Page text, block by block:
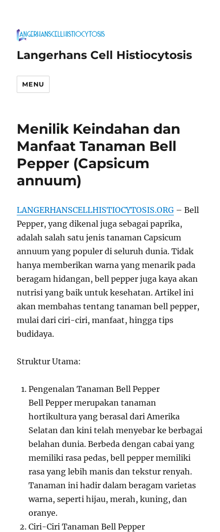
Langerhans Cell Histiocytosis
MENU
Menilik Keindahan dan
Manfaat Tanaman Bell
Pepper (Capsicum
annuum)
LANGERHANSCELLHISTIOCYTOSIS.ORG – Bell
Pepper, yang dikenal juga sebagai paprika,
adalah salah satu jenis tanaman Capsicum
annuum yang populer di seluruh dunia. Tidak
hanya memberikan warna yang menarik pada
beragam hidangan, bell pepper juga kaya akan
nutrisi yang baik untuk kesehatan. Artikel ini
akan membahas tentang tanaman bell pepper,
mulai dari ciri-ciri, manfaat, hingga tips
budidaya.
Struktur Utama:
Pengenalan Tanaman Bell Pepper
Bell Pepper merupakan tanaman
hortikultura yang berasal dari Amerika
Selatan dan kini telah menyebar ke berbagai
belahan dunia. Berbeda dengan cabai yang
memiliki rasa pedas, bell pepper memiliki
rasa yang lebih manis dan tekstur renyah.
Tanaman ini hadir dalam beragam varietas
warna, seperti hijau, merah, kuning, dan
oranye.
Ciri-Ciri Tanaman Bell Pepper